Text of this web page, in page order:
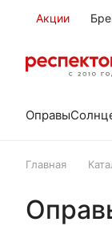
Акции
Оправы
Главная